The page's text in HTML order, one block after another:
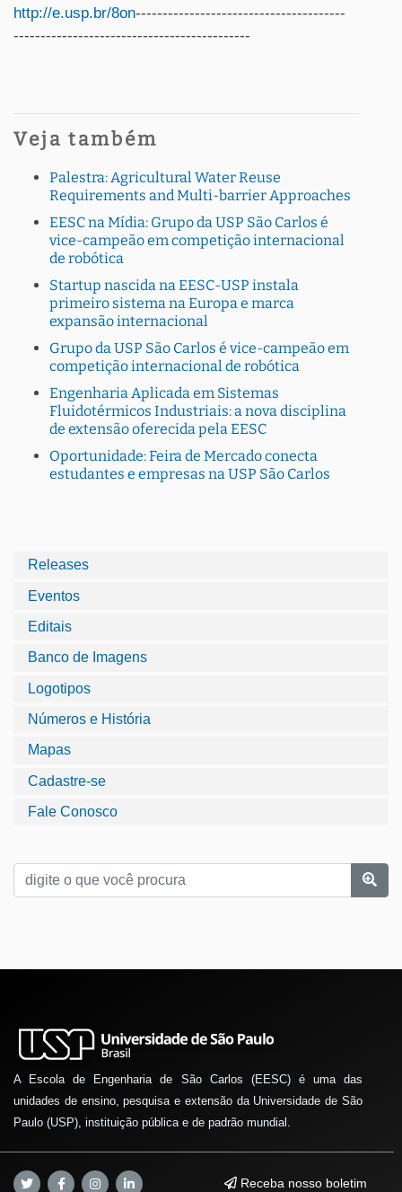
http://e.usp.br/8on---------------------------------------
--------------------------------------------
Veja também
Palestra: Agricultural Water Reuse
Requirements and Multi-barrier Approaches
EESC na Mídia: Grupo da USP São Carlos é
vice-campeão em competição internacional
de robótica
Startup nascida na EESC-USP instala
primeiro sistema na Europa e marca
expansão internacional
Grupo da USP São Carlos é vice-campeão em
competição internacional de robótica
Engenharia Aplicada em Sistemas
Fluidotérmicos Industriais: a nova disciplina
de extensão oferecida pela EESC
Oportunidade: Feira de Mercado conecta
estudantes e empresas na USP São Carlos
Releases
Eventos
Editais
Banco de Imagens
Logotipos
Números e História
Mapas
Cadastre-se
Fale Conosco
A Escola de Engenharia de São Carlos (EESC) é uma das
unidades de ensino, pesquisa e extensão da Universidade de São
Paulo (USP), instituição pública e de padrão mundial.
Receba nosso boletim